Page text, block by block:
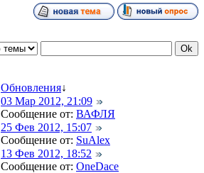
Обновления↓
03 Мар 2012, 21:09
Сообщение от: ВАФЛЯ
25 Фев 2012, 15:07
Сообщение от: SuAlex
13 Фев 2012, 18:52
Сообщение от: OneDace